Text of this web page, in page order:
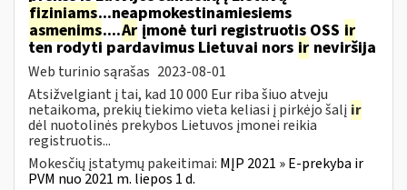
fiziniams...neapmokestinamiesiems
asmenims....Ar įmonė turi registruotis OSS ir
ten rodyti pardavimus Lietuvai nors ir neviršija
Web turinio sąrašas 2023-08-01
Atsižvelgiant į tai, kad 10 000 Eur riba šiuo atveju
netaikoma, prekių tiekimo vieta keliasi į pirkėjo šalį ir
dėl nuotolinės prekybos Lietuvos įmonei reikia
registruotis...
Mokesčių įstatymų pakeitimai: MĮP 2021 » E-prekyba ir
PVM nuo 2021 m. liepos 1 d.